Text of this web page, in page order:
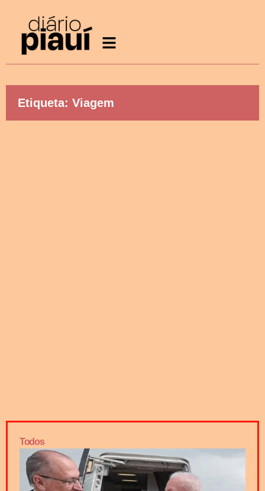
Etiqueta: Viagem
Todos